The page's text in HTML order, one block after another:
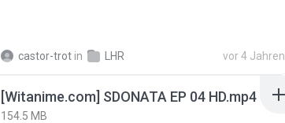
castor-trot in LHR vor 4 Jahren
[Witanime.com] SDONATA EP 04 HD.mp4
154.5 MB